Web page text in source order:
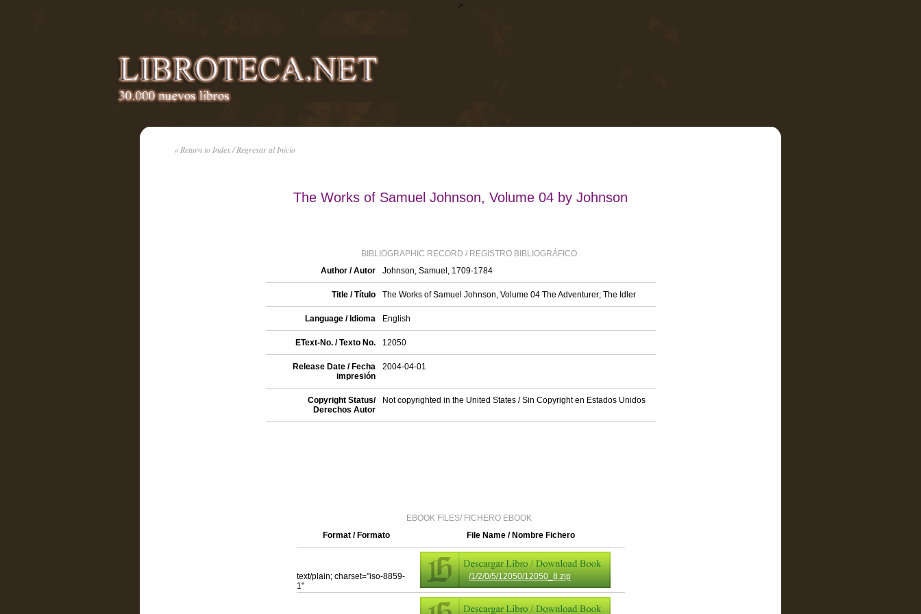
>
« Return to Index / Regresar al Inicio
The Works of Samuel Johnson, Volume 04 by Johnson
BIBLIOGRAPHIC RECORD / REGISTRO BIBLIOGRÁFICO
Author / Autor
Johnson, Samuel, 1709-1784
Title / Título The Works of Samuel Johnson, Volume 04 The Adventurer; The Idler
Language / Idioma English
EText-No. / Texto No. 12050
Release Date / Fecha
impresión
2004-04-01
Copyright Status/
Derechos Autor
Not copyrighted in the United States / Sin Copyright en Estados Unidos
EBOOK FILES/ FICHERO EBOOK
Format / Formato
File Name / Nombre Fichero
text/plain; charset="iso-8859-
1"
/1/2/0/5/12050/12050_8.zip